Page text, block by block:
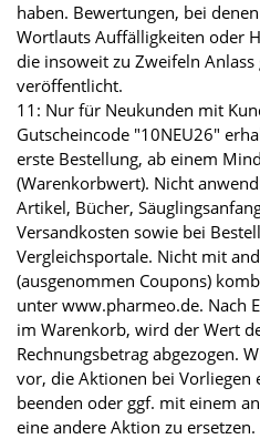
haben. Bewertungen, bei
Wortlauts Auffälligkeiten oder
die insoweit zu Zweifeln
veröffentlicht.
11: Nur für Neukunden mit
Gutscheincode "10NEU26"
erste Bestellung, ab einem
(Warenkorbwert). Nicht
Artikel, Bücher,
Versandkosten sowie bei
Vergleichsportale. Nicht mit
(ausgenommen Coupons)
unter www.pharmeo.de. Nach
im Warenkorb, wird der Wert
Rechnungsbetrag abgezogen.
vor, die Aktionen bei Vorliegen
beenden oder ggf. mit einem
eine andere Aktion zu ersetzen.